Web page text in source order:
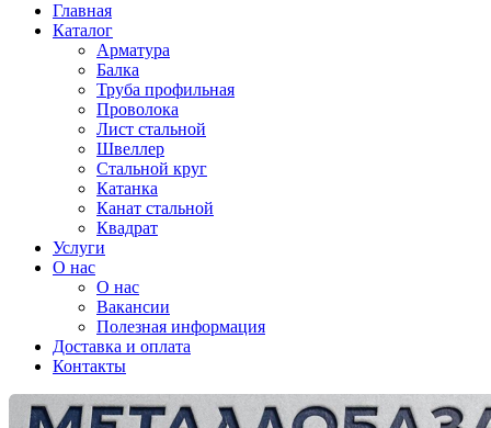
Главная
Каталог
Арматура
Балка
Труба профильная
Проволока
Лист стальной
Швеллер
Стальной круг
Катанка
Канат стальной
Квадрат
Услуги
О нас
О нас
Вакансии
Полезная информация
Доставка и оплата
Контакты